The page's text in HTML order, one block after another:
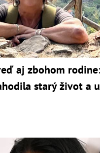
aj zbohom
starý život a